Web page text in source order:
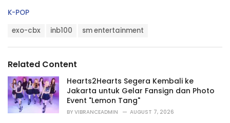
C
r
i
e
s
:
K-POP
:
exo-cbx inb100 sm entertainment
Related Content
Hearts2Hearts Segera Kembali ke
Jakarta untuk Gelar Fansign dan Photo
Event "Lemon Tang"
BY VIBRANCEADMIN AUGUST 7, 2026